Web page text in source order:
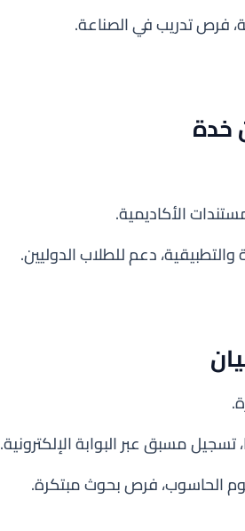
فرص تدريب في الصناعة.
الأكاديمية.
دعم للطلاب الدوليين.
مسبق عبر البوابة الإلكترونية.
الحاسوب، فرص بحوث مبتكرة.